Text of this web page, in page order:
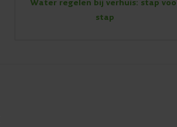
Water regelen bij verhuis: stap
stap